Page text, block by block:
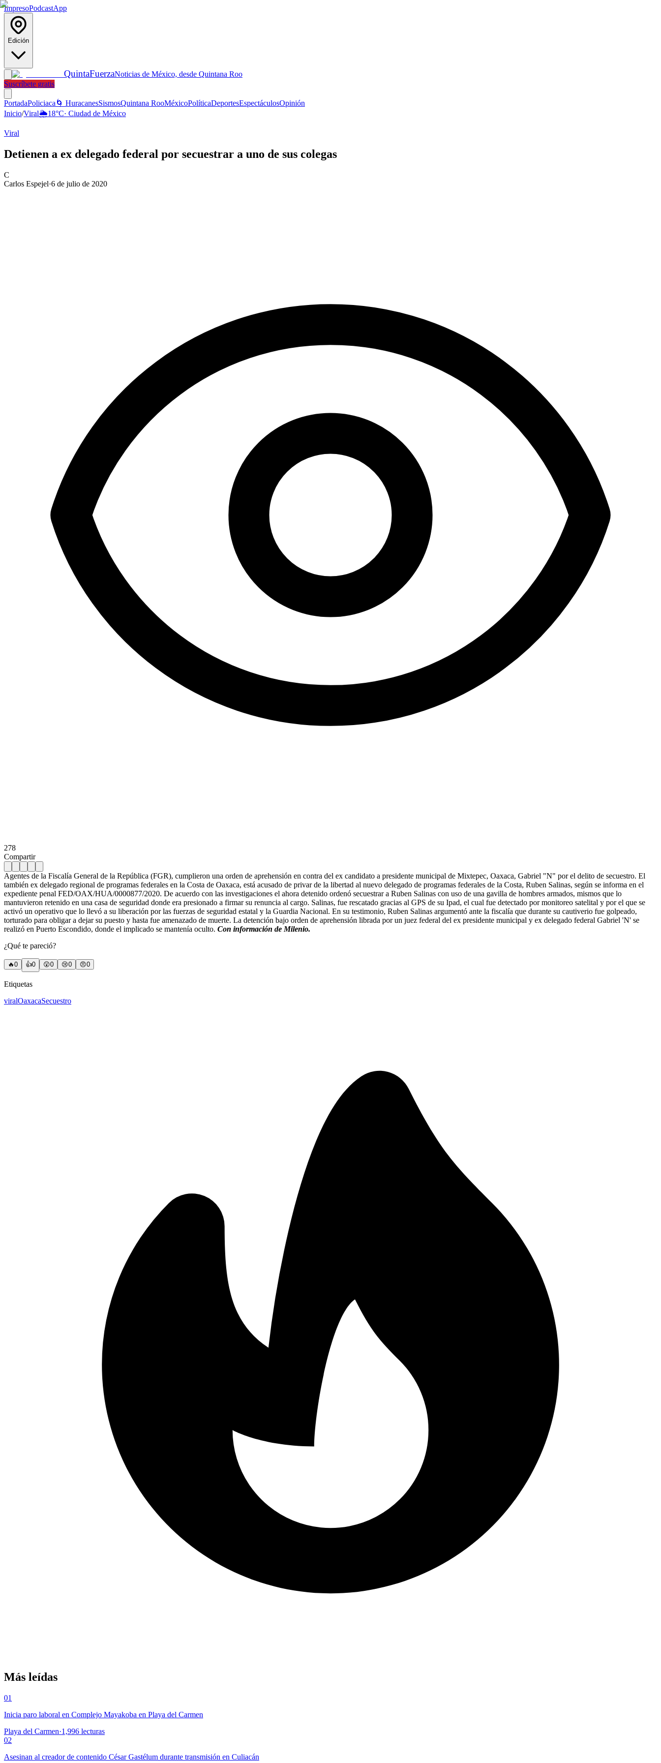
ImpresoPodcastApp
Edición
QuintaFuerzaNoticias de México, desde Quintana Roo
Suscríbete gratis
PortadaPoliciaca 🌀 HuracanesSismosQuintana RooMéxicoPolíticaDeportesEspectáculosOpinión
Inicio/Viral🌦️18°C· Ciudad de México
Viral
Detienen a ex delegado federal por secuestrar a uno de sus colegas
C
Carlos Espejel·6 de julio de 2020
278
Compartir
Agentes de la Fiscalía General de la República (FGR), cumplieron una orden de aprehensión en contra del ex candidato a presidente municipal de Mixtepec, Oaxaca, Gabriel "N" por el delito de secuestro. El
también ex delegado regional de programas federales en la Costa de Oaxaca, está acusado de privar de la libertad al nuevo delegado de programas federales de la Costa, Ruben Salinas, según se informa en el
expediente penal FED/OAX/HUA/0000877/2020. De acuerdo con las investigaciones el ahora detenido ordenó secuestrar a Ruben Salinas con uso de una gavilla de hombres armados, mismos que lo
mantuvieron retenido en una casa de seguridad donde era presionado a firmar su renuncia al cargo. Salinas, fue rescatado gracias al GPS de su Ipad, el cual fue detectado por monitoreo satelital y por el que se
activó un operativo que lo llevó a su liberación por las fuerzas de seguridad estatal y la Guardia Nacional. En su testimonio, Ruben Salinas argumentó ante la fiscalía que durante su cautiverio fue golpeado,
torturado para obligar a dejar su puesto y hasta fue amenazado de muerte. La detención bajo orden de aprehensión librada por un juez federal del ex presidente municipal y ex delegado federal Gabriel 'N' se
realizó en Puerto Escondido, donde el implicado se mantenía oculto. Con información de Milenio.
¿Qué te pareció?
🔥0 👍0 😲0 😢0 😠0
Etiquetas
viralOaxacaSecuestro
Más leídas
01
Inicia paro laboral en Complejo Mayakoba en Playa del Carmen
Playa del Carmen·1,996 lecturas
02
Asesinan al creador de contenido César Gastélum durante transmisión en Culiacán